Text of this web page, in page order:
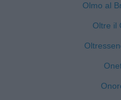
Olmo al
Oltre il